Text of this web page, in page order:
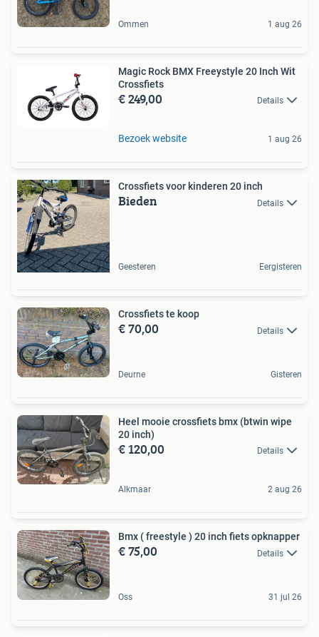
Ommen 1 aug 26
Magic Rock BMX Freeystyle 20 Inch Wit
Crossfiets
€ 249,00 Details
Bezoek website 1 aug 26
Crossfiets voor kinderen 20 inch
Bieden Details
Geesteren Eergisteren
Crossfiets te koop
€ 70,00 Details
Deurne Gisteren
Heel mooie crossfiets bmx (btwin wipe
20 inch)
€ 120,00 Details
Alkmaar 2 aug 26
Bmx ( freestyle ) 20 inch fiets opknapper
€ 75,00 Details
Oss 31 jul 26